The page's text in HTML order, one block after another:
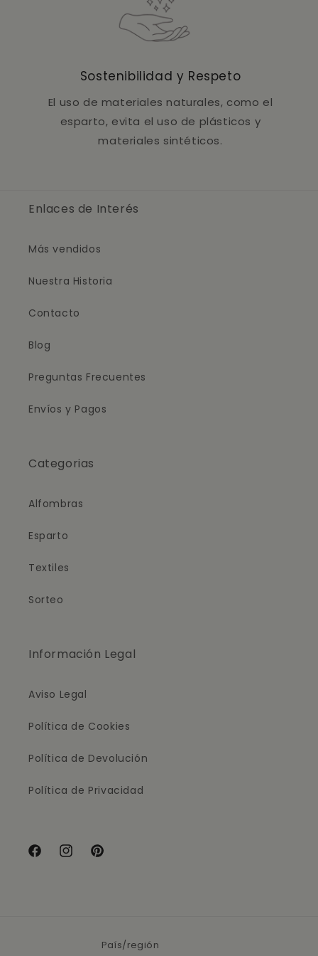
Sostenibilidad y Respeto
El uso de materiales naturales, como el
esparto, evita el uso de plásticos y
materiales sintéticos.
Enlaces de Interés
Más vendidos
Nuestra Historia
Contacto
Blog
Preguntas Frecuentes
Envíos y Pagos
Categorias
Alfombras
Esparto
Textiles
Sorteo
Información Legal
Aviso Legal
Política de Cookies
Política de Devolución
Política de Privacidad
FacebookInstagramPinterest
País/región